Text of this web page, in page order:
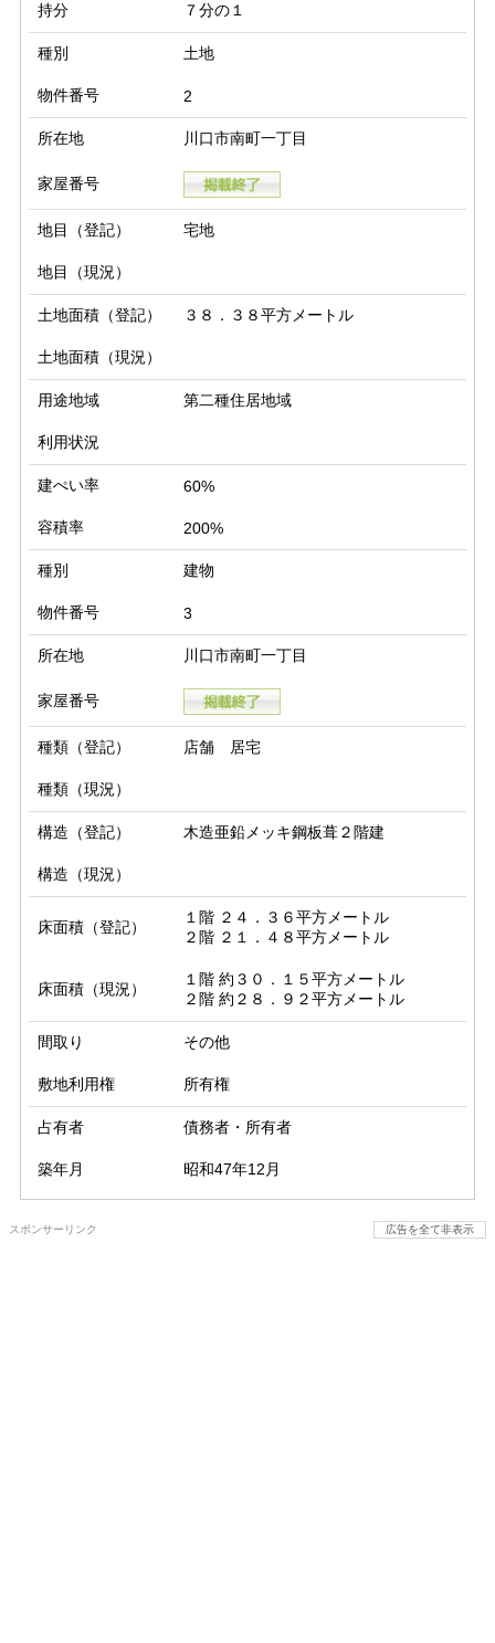
持分 ７分の１
種別 土地
物件番号 2
所在地 川口市南町一丁目
家屋番号
地目（登記） 宅地
地目（現況）
土地面積（登記） ３８．３８平方メートル
土地面積（現況）
用途地域 第二種住居地域
利用状況
建ぺい率 60%
容積率 200%
種別 建物
物件番号 3
所在地 川口市南町一丁目
家屋番号
種類（登記） 店舗 居宅
種類（現況）
構造（登記） 木造亜鉛メッキ鋼板葺２階建
構造（現況）
床面積（登記）
１階 ２４．３６平方メートル
２階 ２１．４８平方メートル
床面積（現況）
１階 約３０．１５平方メートル
２階 約２８．９２平方メートル
間取り その他
敷地利用権 所有権
占有者 債務者・所有者
築年月 昭和47年12月
スポンサーリンク 広告を全て非表示